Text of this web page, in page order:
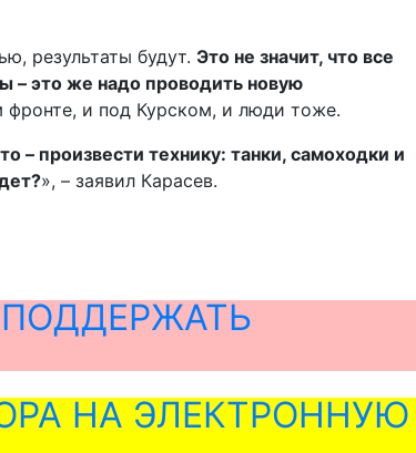
результаты будут. Это не значит, что все
– это же надо проводить новую
фронте, и под Курском, и люди тоже.
– произвести технику: танки, самоходки и
», – заявил Карасев.
НА ЭЛЕКТРОННУЮ